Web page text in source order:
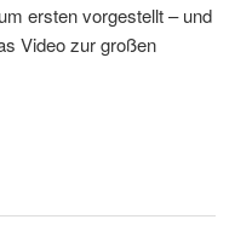
ersten vorgestellt – und
Video zur großen